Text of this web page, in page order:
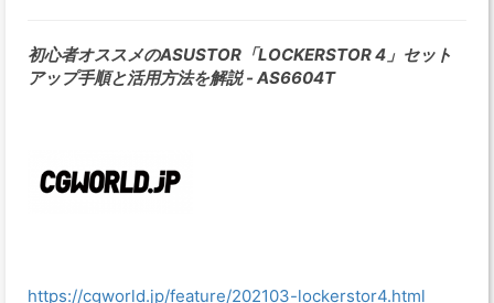
初心者オススメのASUSTOR「LOCKERSTOR 4」セット
アップ手順と活用方法を解説 - AS6604T
https://cgworld.jp/feature/202103-lockerstor4.html